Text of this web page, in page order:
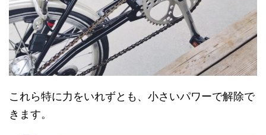
これら特に力をいれずとも、小さいパワーで解除で
きます。